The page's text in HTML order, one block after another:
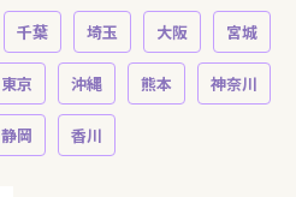
千葉 埼玉 大阪 宮城
東京 沖縄 熊本 神奈川
静岡 香川